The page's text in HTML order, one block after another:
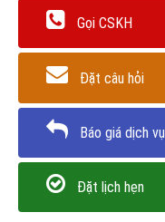
Gọi CSKH
Đặt câu hỏi
Báo giá dịch vụ
Đặt lịch hẹn